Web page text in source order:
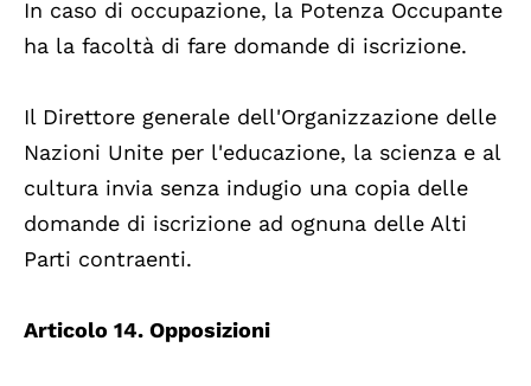
In caso di occupazione, la Potenza Occupante
ha la facoltà di fare domande di iscrizione.
Il Direttore generale dell'Organizzazione delle
Nazioni Unite per l'educazione, la scienza e al
cultura invia senza indugio una copia delle
domande di iscrizione ad ognuna delle Alti
Parti contraenti.
Articolo 14. Opposizioni